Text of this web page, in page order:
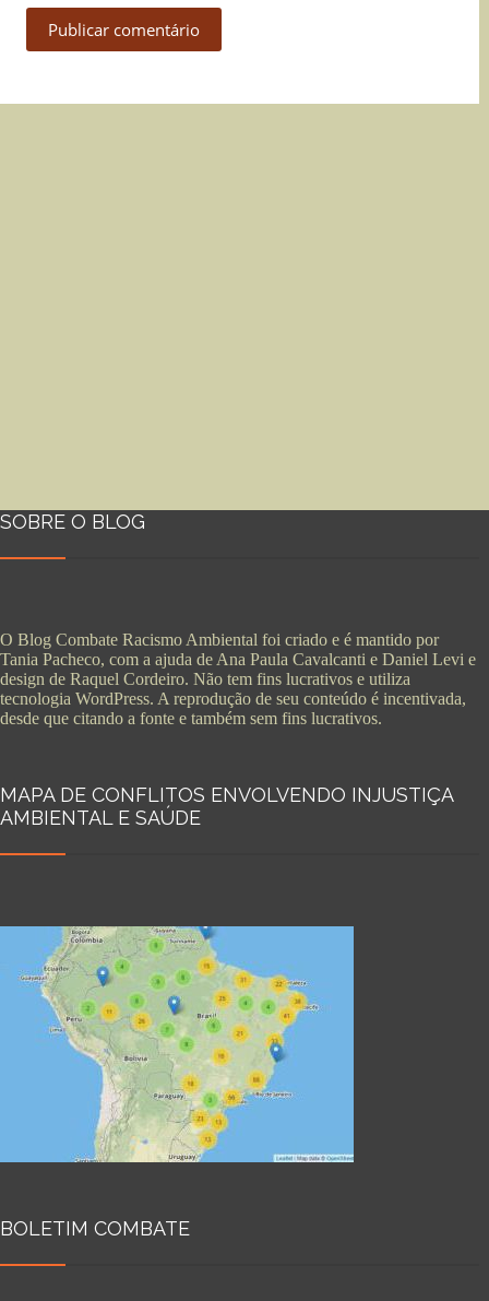
Publicar comentário
SOBRE O BLOG
O Blog Combate Racismo Ambiental foi criado e é mantido por
Tania Pacheco, com a ajuda de Ana Paula Cavalcanti e Daniel Levi e
design de Raquel Cordeiro. Não tem fins lucrativos e utiliza
tecnologia WordPress. A reprodução de seu conteúdo é incentivada,
desde que citando a fonte e também sem fins lucrativos.
MAPA DE CONFLITOS ENVOLVENDO INJUSTIÇA
AMBIENTAL E SAÚDE
BOLETIM COMBATE